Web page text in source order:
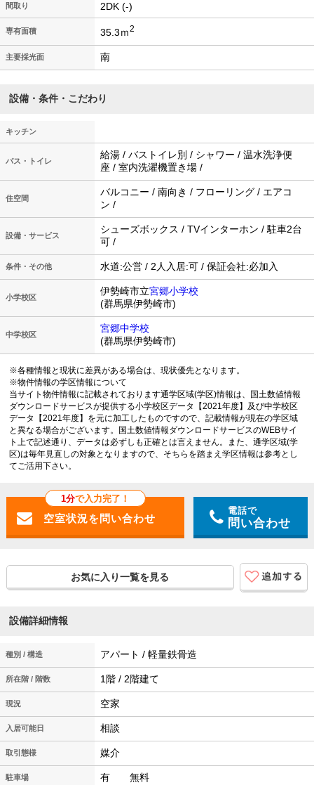
間取り 2DK (-)
専有面積 35.3ｍ2
主要採光面 南
設備・条件・こだわり
キッチン
バス・トイレ
給湯 / バストイレ別 / シャワー / 温水洗浄便
座 / 室内洗濯機置き場 /
住空間
バルコニー / 南向き / フローリング / エアコ
ン /
設備・サービス
シューズボックス / TVインターホン / 駐車2台
可 /
条件・その他 水道:公営 / 2人入居:可 / 保証会社:必加入
小学校区
伊勢崎市立宮郷小学校
(群馬県伊勢崎市)
中学校区
宮郷中学校
(群馬県伊勢崎市)
※各種情報と現状に差異がある場合は、現状優先となります。
※物件情報の学区情報について
当サイト物件情報に記載されております通学区域(学区)情報は、国土数値情報
ダウンロードサービスが提供する小学校区データ【2021年度】及び中学校区
データ【2021年度】を元に加工したものですので、記載情報が現在の学区域
と異なる場合がございます。国土数値情報ダウンロードサービスのWEBサイ
ト上で記述通り、データは必ずしも正確とは言えません。また、通学区域(学
区)は毎年見直しの対象となりますので、そちらを踏まえ学区情報は参考とし
てご活用下さい。
1分で入力完了！
電話で
問い合わせ
お気に入り一覧を見る
設備詳細情報
種別 / 構造 アパート / 軽量鉄骨造
所在階 / 階数 1階 / 2階建て
現況 空家
入居可能日 相談
取引態様 媒介
駐車場 有 無料